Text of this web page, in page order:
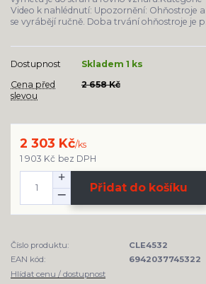
Video k nahlédnutí: Upozornění: Ohňostroje
se vyrábějí ručně. Doba trvání ohňostroje je
Dostupnost
Skladem 1 ks
Cena před
slevou
2 658 Kč
2 303 Kč/ks
1 903 Kč bez DPH
Přidat do košíku
Číslo produktu:
CLE4532
EAN kód:
6942037745322
Hlídat cenu / dostupnost